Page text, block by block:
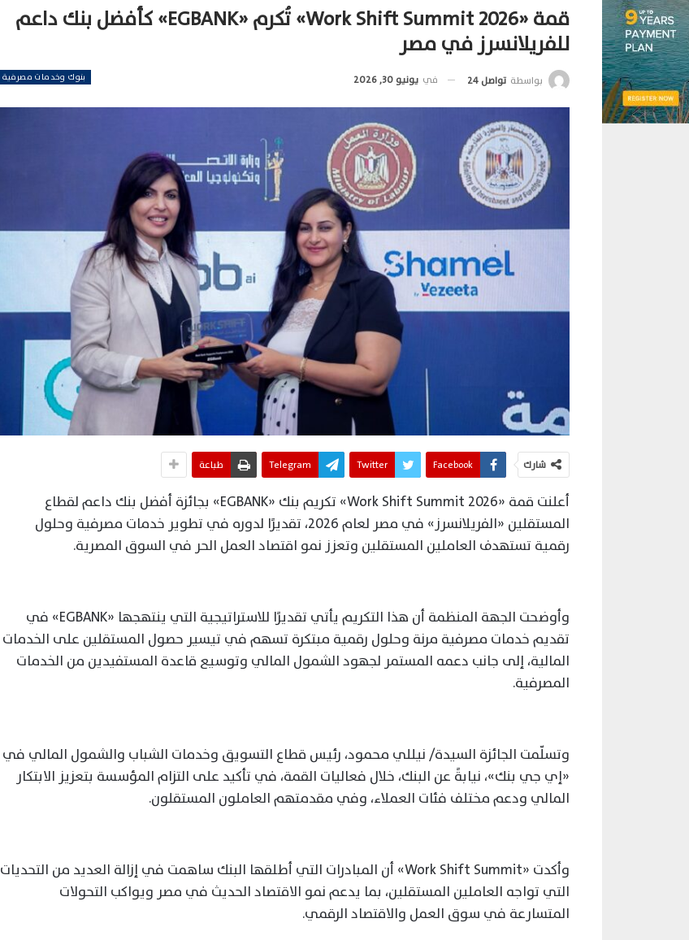
قمة «Work Shift Summit 2026» تُكرم «EGBANK» كأفضل بنك داعم
للفريلانسرز في مصر
بنوك وخدمات مصرفية بواسطة تواصل 24 في يونيو 30, 2026
شارك Facebook
Twitter
Telegram طباعة
أعلنت قمة «Work Shift Summit 2026» تكريم بنك «EGBANK» بجائزة أفضل بنك داعم لقطاع
المستقلين «الفريلانسرز» في مصر لعام 2026، تقديرًا لدوره في تطوير خدمات مصرفية وحلول
رقمية تستهدف العاملين المستقلين وتعزز نمو اقتصاد العمل الحر في السوق المصرية.
وأوضحت الجهة المنظمة أن هذا التكريم يأتي تقديرًا للاستراتيجية التي ينتهجها «EGBANK» في
تقديم خدمات مصرفية مرنة وحلول رقمية مبتكرة تسهم في تيسير حصول المستقلين على الخدمات
المالية، إلى جانب دعمه المستمر لجهود الشمول المالي وتوسيع قاعدة المستفيدين من الخدمات
المصرفية.
وتسلّمت الجائزة السيدة/ نيللي محمود، رئيس قطاع التسويق وخدمات الشباب والشمول المالي في
«إي جي بنك»، نيابةً عن البنك، خلال فعاليات القمة، في تأكيد على التزام المؤسسة بتعزيز الابتكار
المالي ودعم مختلف فئات العملاء، وفي مقدمتهم العاملون المستقلون.
وأكدت «Work Shift Summit» أن المبادرات التي أطلقها البنك ساهمت في إزالة العديد من التحديات
التي تواجه العاملين المستقلين، بما يدعم نمو الاقتصاد الحديث في مصر ويواكب التحولات
المتسارعة في سوق العمل والاقتصاد الرقمي.